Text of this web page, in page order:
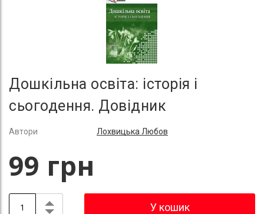
Дошкільна освіта: історія і
сьогодення. Довідник
Автори Лохвицька Любов
99 грн
У кошик